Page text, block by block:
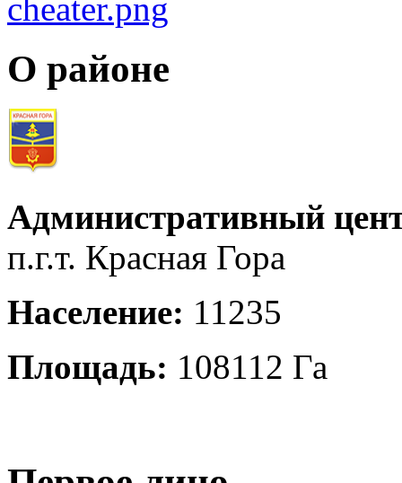
О районе
Административный
п.г.т. Красная Гора
Население: 11235
Площадь: 108112 Га